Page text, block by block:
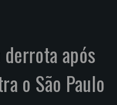
após
o São Paulo